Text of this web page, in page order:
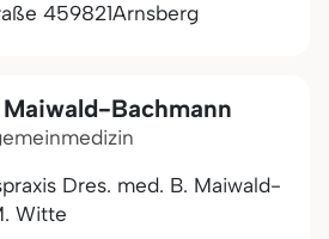
459821Arnsberg
Bachmann
Dres. med. B. Maiwald-
Witte